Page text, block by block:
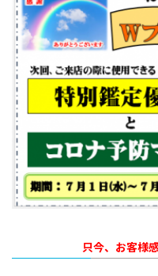
只今、お客様